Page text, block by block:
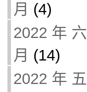
月 (4)
2022 年 六
月 (14)
2022 年 五